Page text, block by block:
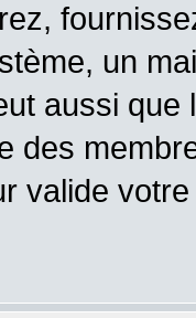
un
aussi
des
valide